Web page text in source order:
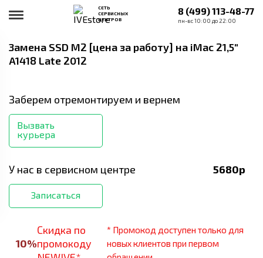
СЕТЬ
СЕРВИСНЫХ
ЦЕНТРОВ
8 (499) 113-48-77
пн-вс 10:00 до 22:00
Замена SSD M2 [цена за работу] на iMac 21,5"
A1418 Late 2012
Заберем отремонтируем и вернем
Вызвать
курьера
У нас в сервисном центре 5680р
Записаться
10%
Скидка по
промокоду
* Промокод доступен только для
новых клиентов при первом